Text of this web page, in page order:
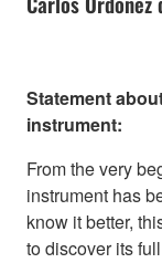
Statement
instrument:
From the very
instrument has
know it better,
to discover its